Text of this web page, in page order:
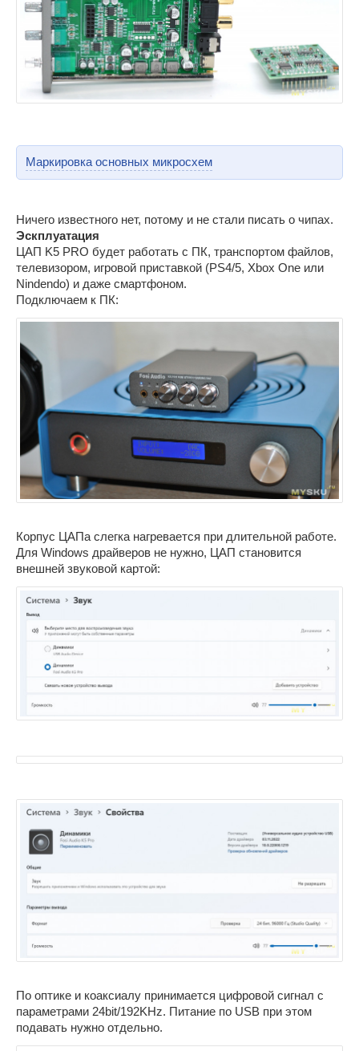
Маркировка основных микросхем
Ничего известного нет, потому и не стали писать о чипах.
Эскплуатация
ЦАП K5 PRO будет работать с ПК, транспортом файлов,
телевизором, игровой приставкой (PS4/5, Xbox One или
Nindendo) и даже смартфоном.
Подключаем к ПК:
Корпус ЦАПа слегка нагревается при длительной работе.
Для Windows драйверов не нужно, ЦАП становится
внешней звуковой картой:
По оптике и коаксиалу принимается цифровой сигнал с
параметрами 24bit/192KHz. Питание по USB при этом
подавать нужно отдельно.